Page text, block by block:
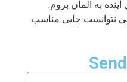
به آلمان بروم.
نتوانست جایی مناسب